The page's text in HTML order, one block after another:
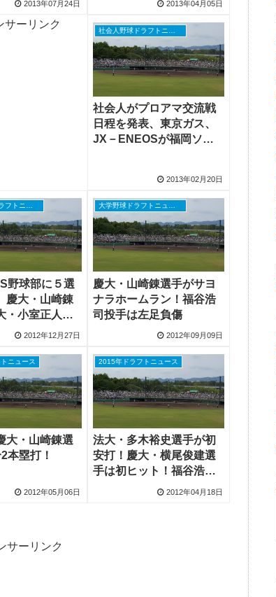
2013年07月24日 2013年04月05日
サーリンク
社会人がプロアマ交流戦
日程を発表、東京ガス、
JX－ENEOSが福岡ソフ
2013年02月20日
野球部に５選
慶大・山崎錬
・小室正人投
工・江口昌太
2012年12月27日
慶大・山崎錬選手がサヨ
ナラホームラン！福谷浩
司投手は左足負傷
2012年09月09日
ニュース
大・山崎錬選
本塁打！
2012年05月06日
2015年ドラフトニュース
法大・多木裕史選手が初
安打！慶大・横尾俊建選
手は初ヒット！福谷浩司
投手は2回無失点2012年04月18日
サーリンク